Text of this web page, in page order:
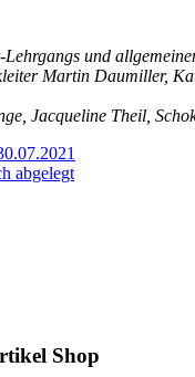
und
Martin Daumiller,
Jacqueline Theil,
abgelegt
Shop